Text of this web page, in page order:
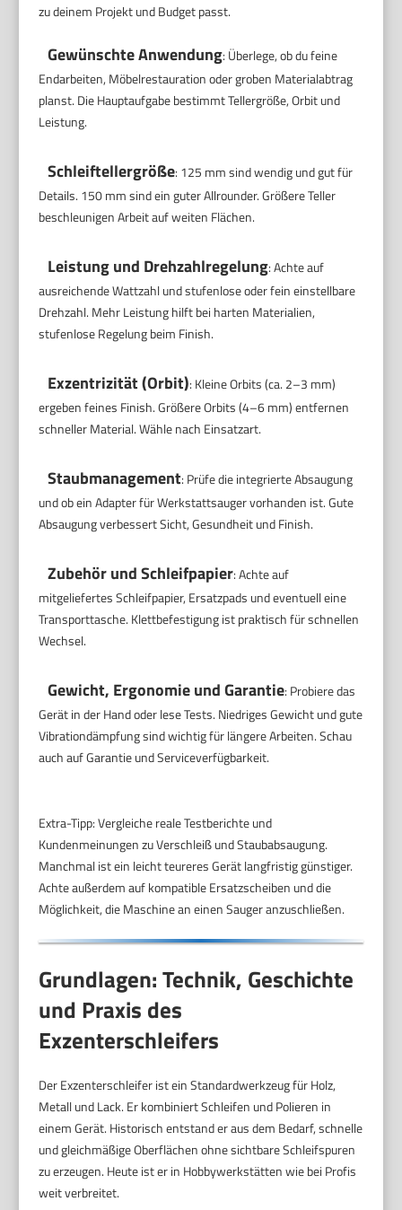
zu deinem Projekt und Budget passt.
Gewünschte Anwendung: Überlege, ob du feine
Endarbeiten, Möbelrestauration oder groben Materialabtrag
planst. Die Hauptaufgabe bestimmt Tellergröße, Orbit und
Leistung.
Schleiftellergröße: 125 mm sind wendig und gut für
Details. 150 mm sind ein guter Allrounder. Größere Teller
beschleunigen Arbeit auf weiten Flächen.
Leistung und Drehzahlregelung: Achte auf
ausreichende Wattzahl und stufenlose oder fein einstellbare
Drehzahl. Mehr Leistung hilft bei harten Materialien,
stufenlose Regelung beim Finish.
Exzentrizität (Orbit): Kleine Orbits (ca. 2–3 mm)
ergeben feines Finish. Größere Orbits (4–6 mm) entfernen
schneller Material. Wähle nach Einsatzart.
Staubmanagement: Prüfe die integrierte Absaugung
und ob ein Adapter für Werkstattsauger vorhanden ist. Gute
Absaugung verbessert Sicht, Gesundheit und Finish.
Zubehör und Schleifpapier: Achte auf
mitgeliefertes Schleifpapier, Ersatzpads und eventuell eine
Transporttasche. Klettbefestigung ist praktisch für schnellen
Wechsel.
Gewicht, Ergonomie und Garantie: Probiere das
Gerät in der Hand oder lese Tests. Niedriges Gewicht und gute
Vibrationdämpfung sind wichtig für längere Arbeiten. Schau
auch auf Garantie und Serviceverfügbarkeit.
Extra-Tipp: Vergleiche reale Testberichte und
Kundenmeinungen zu Verschleiß und Staubabsaugung.
Manchmal ist ein leicht teureres Gerät langfristig günstiger.
Achte außerdem auf kompatible Ersatzscheiben und die
Möglichkeit, die Maschine an einen Sauger anzuschließen.
Grundlagen: Technik, Geschichte
und Praxis des
Exzenterschleifers
Der Exzenterschleifer ist ein Standardwerkzeug für Holz,
Metall und Lack. Er kombiniert Schleifen und Polieren in
einem Gerät. Historisch entstand er aus dem Bedarf, schnelle
und gleichmäßige Oberflächen ohne sichtbare Schleifspuren
zu erzeugen. Heute ist er in Hobbywerkstätten wie bei Profis
weit verbreitet.